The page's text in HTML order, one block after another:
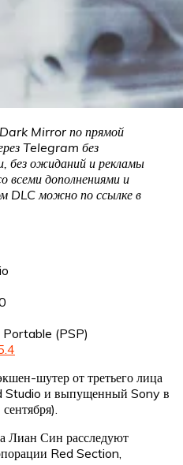
Mirror по прямой
Telegram без
без ожиданий и рекламы
всеми дополнениями и
DLC можно по ссылке в
(PSP)
шутер от третьего лица
Studio и выпущенный Sony в
Лиан Син расследуют
Red Section,